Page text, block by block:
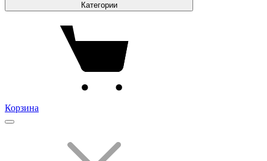
Категории
Корзина